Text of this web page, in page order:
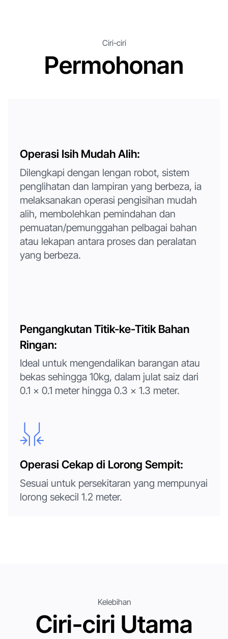
Ciri-ciri
Permohonan
Operasi Isih Mudah Alih:
Dilengkapi dengan lengan robot, sistem
penglihatan dan lampiran yang berbeza, ia
melaksanakan operasi pengisihan mudah
alih, membolehkan pemindahan dan
pemuatan/pemunggahan pelbagai bahan
atau lekapan antara proses dan peralatan
yang berbeza.
Pengangkutan Titik-ke-Titik Bahan
Ringan:
Ideal untuk mengendalikan barangan atau
bekas sehingga 10kg, dalam julat saiz dari
0.1 x 0.1 meter hingga 0.3 x 1.3 meter.
Operasi Cekap di Lorong Sempit:
Sesuai untuk persekitaran yang mempunyai
lorong sekecil 1.2 meter.
Kelebihan
Ciri-ciri Utama